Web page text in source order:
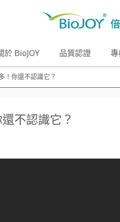
於 BioJOY 品質認證
！你還不認識它？
不認識它？